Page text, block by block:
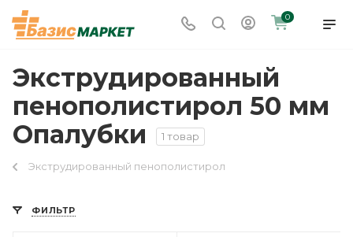
0
Экструдированный
пенополистирол 50 мм
Опалубки
1 товар
Экструдированный пенополистирол
ФИЛЬТР